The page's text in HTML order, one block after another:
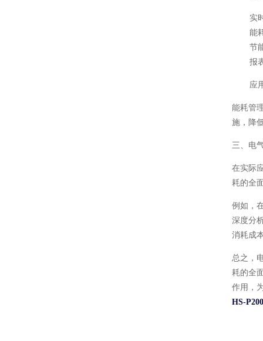
实
能
节
报
应
能耗管
施，降
三、电
在实际
耗的全
例如，
深度分
消耗成
总之，
耗的全
作用，
HS-